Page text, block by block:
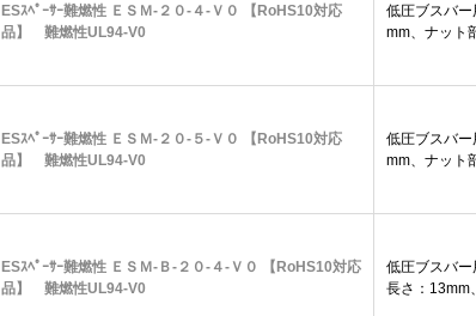
ESｽﾍﾟｰｻｰ難燃性 ＥＳＭ-２０-４-Ｖ０ 【RoHS10対応
品】 難燃性UL94-V0
低圧ブスバ
mm、ナット
ESｽﾍﾟｰｻｰ難燃性 ＥＳＭ-２０-５-Ｖ０ 【RoHS10対応
品】 難燃性UL94-V0
低圧ブスバ
mm、ナット
ESｽﾍﾟｰｻｰ難燃性 ＥＳＭ-Ｂ-２０-４-Ｖ０ 【RoHS10対応
品】 難燃性UL94-V0
低圧ブスバ
長さ：13mm